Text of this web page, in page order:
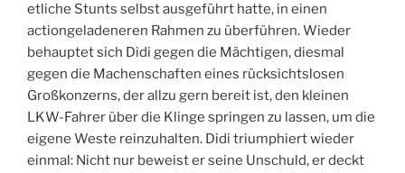
etliche Stunts selbst ausgeführt hatte, in einen
actiongeladeneren Rahmen zu überführen. Wieder
behauptet sich Didi gegen die Mächtigen, diesmal
gegen die Machenschaften eines rücksichtslosen
Großkonzerns, der allzu gern bereit ist, den kleinen
LKW-Fahrer über die Klinge springen zu lassen, um die
eigene Weste reinzuhalten. Didi triumphiert wieder
einmal: Nicht nur beweist er seine Unschuld, er deckt